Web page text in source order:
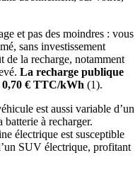
et pas des moindres : vous
sans investissement
de la recharge, notamment
La recharge publique
0,70 € TTC/kWh (1).
est aussi variable d’un
batterie à recharger.
électrique est susceptible
SUV électrique, profitant